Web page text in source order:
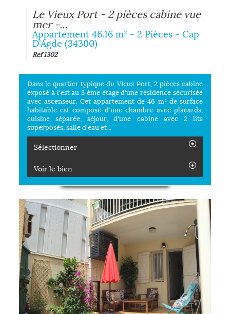
Le Vieux Port - 2 pièces cabine vue
mer -...
Appartement 46.16 m² - 2 Pièces - Cap
D'Agde (34300)
Ref 1302
Dans le quartier typique du VIeux Port, 2 pièces cabine
exposé à l'est au 3 ème étage d'une résidence sécurisée
avec ascenseur. Cet appartement de 46 m² de surface
habitable est composé d'une chambre avec placards,
cuisine séparée, séjour, d'une cabine avec 2 lits
superposés, salle d'eau et...
Sélectionner
Voir le bien